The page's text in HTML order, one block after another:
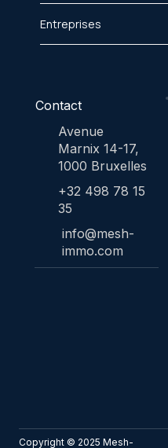
Entreprises
Contact
Avenue
Marnix 14-17,
1000 Bruxelles
+32 498 78 15
35
info@mesh-
immo.com
Copyright © 2025 Mesh-